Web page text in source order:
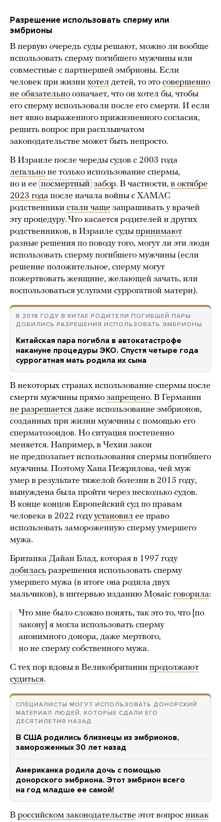
Разрешение использовать сперму или
эмбрионы
В первую очередь суды решают, можно ли вообще
использовать сперму погибшего мужчины или
совместные с партнершей эмбрионы. Если
человек при жизни хотел детей, то это совершенно
не обязательно означает, что он хотел бы, чтобы
его сперму использовали после его смерти. И если
нет явно выраженного прижизненного согласия,
решить вопрос при расплывчатом
законодательстве может быть непросто.
В Израиле после череды судов с 2003 года
легально не только использование спермы,
но и ее посмертный забор. В частности, в октябре
2023 года после начала войны с ХАМАС
родственники стали чаще запрашивать у врачей
эту процедуру. Что касается родителей и других
родственников, в Израиле суды принимают
разные решения по поводу того, могут ли эти люди
использовать сперму погибшего мужчины (если
решение положительное, сперму могут
пожертвовать женщине, желающей зачать, или
воспользоваться услугами суррогатной матери).
В 2018 ГОДУ В КИТАЕ РОДИТЕЛИ ПОГИБШЕЙ ПАРЫ
ДОБИЛИСЬ РАЗРЕШЕНИЯ ИСПОЛЬЗОВАТЬ ЭМБРИОНЫ
Китайская пара погибла в автокатастрофе
накануне процедуры ЭКО. Спустя четыре года
суррогатная мать родила их сына
В некоторых странах использование спермы после
смерти мужчины прямо запрещено. В Германии
не разрешается даже использование эмбрионов,
созданных при жизни мужчины с помощью его
сперматозоидов. Но ситуация постепенно
меняется. Например, в Чехии закон
не предполагает использования спермы погибшего
мужчины. Поэтому Хана Пежрилова, чей муж
умер в результате тяжелой болезни в 2015 году,
вынуждена была пройти через несколько судов.
В конце концов Европейский суд по правам
человека в 2022 годуустановил ее право
использовать замороженную сперму умершего
мужа.
Британка Дайан Блад, которая в 1997 году
добилась разрешения использовать сперму
умершего мужа (в итоге она родила двух
мальчиков), в интервью изданию Mosaic говорила:
Что мне было сложно понять, так это то, что [по
закону] я могла использовать сперму
анонимного донора, даже мертвого,
но не сперму собственного мужа.
С тех пор вдовы в Великобритании продолжают
судиться.
СПЕЦИАЛИСТЫ МОГУТ ИСПОЛЬЗОВАТЬ ДОНОРСКИЙ
МАТЕРИАЛ ЛЮДЕЙ, КОТОРЫЕ СДАЛИ ЕГО
ДЕСЯТИЛЕТИЯ НАЗАД
В США родились близнецы из эмбрионов,
замороженных 30 лет назад
Американка родила дочь с помощью
донорского эмбриона. Этот эмбрион всего
на год младше ее самой!
В российском законодательстве этот вопрос никак